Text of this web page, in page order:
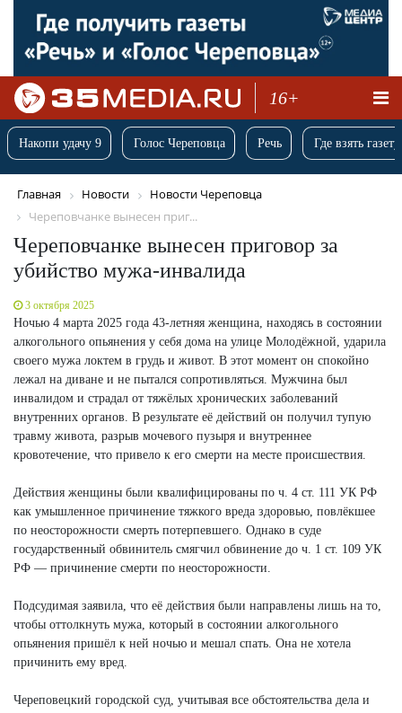
16+
Накопи удачу 9 Голос Череповца Речь Где взять
Главная Новости
Новости Череповца
Череповчанке вынесен приг...
Череповчанке вынесен приговор за
убийство мужа-инвалида
3 октября 2025
Ночью 4 марта 2025 года 43-летняя женщина, находясь в состоянии
алкогольного опьянения у себя дома на улице Молодёжной, ударила
своего мужа локтем в грудь и живот. В этот момент он спокойно
лежал на диване и не пытался сопротивляться. Мужчина был
инвалидом и страдал от тяжёлых хронических заболеваний
внутренних органов. В результате её действий он получил тупую
травму живота, разрыв мочевого пузыря и внутреннее
кровотечение, что привело к его смерти на месте происшествия.
Действия женщины были квалифицированы по ч. 4 ст. 111 УК РФ
как умышленное причинение тяжкого вреда здоровью, повлёкшее
по неосторожности смерть потерпевшего. Однако в суде
государственный обвинитель смягчил обвинение до ч. 1 ст. 109 УК
РФ — причинение смерти по неосторожности.
Подсудимая заявила, что её действия были направлены лишь на то,
чтобы оттолкнуть мужа, который в состоянии алкогольного
опьянения пришёл к ней ночью и мешал спать. Она не хотела
причинить ему вред.
Череповецкий городской суд, учитывая все обстоятельства дела и